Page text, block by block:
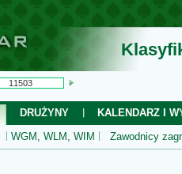
DRUŻYNY
KALENDARZ I
WGM, WLM, WIM Zawodnicy